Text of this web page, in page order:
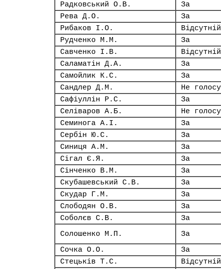
Радковський О.В.
За
Рева Д.О.
За
Рибаков І.О.
Відсутній
Рудченко М.М.
За
Савченко І.В.
Відсутній
Саламатін Д.А.
За
Самойлик К.С.
За
Сандлер Д.М.
Не
Сафіуллін Р.С.
За
Селіваров А.Б.
Не
Семинога А.І.
За
Сербін Ю.С.
За
Синиця А.М.
За
Сігал Є.Я.
За
Сінченко В.М.
За
Скубашевський С.В.
За
Скудар Г.М.
За
Слободян О.В.
За
Соболєв С.В.
За
Солошенко М.П.
За
Сочка О.О.
За
Стецьків Т.С.
Відсутній